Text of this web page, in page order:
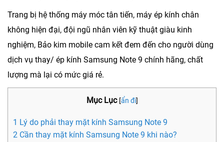
Trang bị hệ thống máy móc tân tiến, máy ép kính chân
không hiện đại, đội ngũ nhân viên kỹ thuật giàu kinh
nghiệm, Bảo kim mobile cam kết đem đến cho người dùng
dịch vụ thay/ ép kính Samsung Note 9 chính hãng, chất
lượng mà lại có mức giá rẻ.
Mục Lục [ẩn đi]
1 Lý do phải thay mặt kính Samsung Note 9
2 Cần thay mặt kính Samsung Note 9 khi nào?